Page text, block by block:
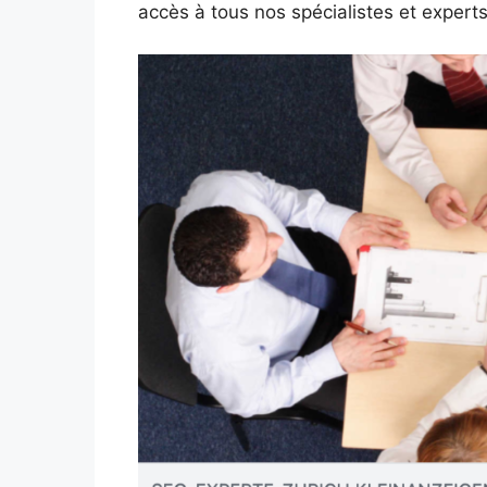
accès à tous nos spécialistes et